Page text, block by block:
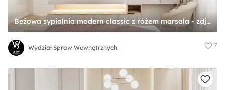
Beżowa sypialnia modern classic z różem marsala - zdjęcie od Wydział Spraw Wewnętrznych
Wydział Spraw Wewnętrznych 7